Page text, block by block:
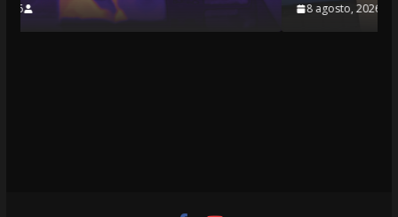
8 agosto, 2026